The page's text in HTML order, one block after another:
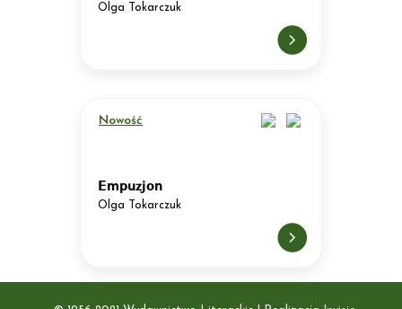
Olga Tokarczuk
Empuzjon
Olga Tokarczuk
Nowość